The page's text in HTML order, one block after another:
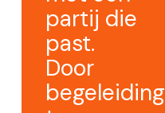
partij die
past.
Door
begeleiding